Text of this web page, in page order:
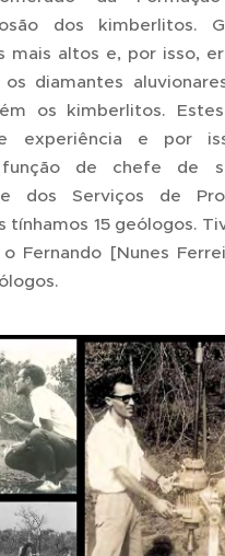
dos kimberlitos.
mais altos e, por isso,
diamantes
os kimberlitos.
experiência e por
função de chefe de
dos Serviços de
tínhamos 15 geólogos.
Fernando [Nunes